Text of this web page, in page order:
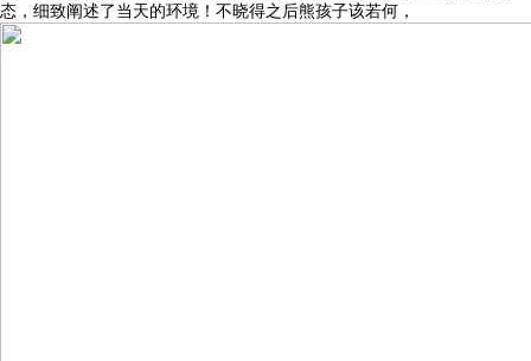
态，细致阐述了当天的环境！不晓得之后熊孩子该若何，